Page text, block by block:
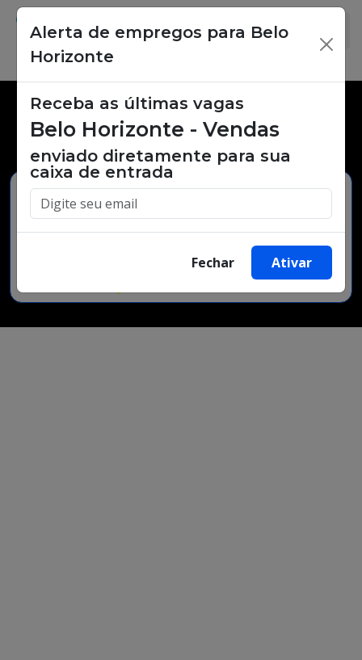
Vagas de emprego,
oportunidades de trabalho.
Buscar Vagas
Alerta de empregos para Belo
Horizonte
×
Receba as últimas vagas
Belo Horizonte - Vendas
enviado diretamente para sua
caixa de entrada
Fechar Ativar